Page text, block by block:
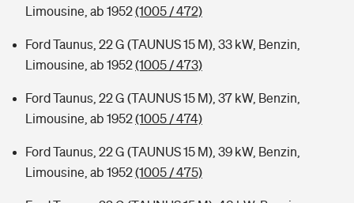
Limousine, ab 1952(1005 / 472)
Ford Taunus, 22 G (TAUNUS 15 M), 33 kW, Benzin,
Limousine, ab 1952(1005 / 473)
Ford Taunus, 22 G (TAUNUS 15 M), 37 kW, Benzin,
Limousine, ab 1952(1005 / 474)
Ford Taunus, 22 G (TAUNUS 15 M), 39 kW, Benzin,
Limousine, ab 1952(1005 / 475)